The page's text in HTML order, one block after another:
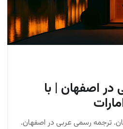
در اصفهان | با
ترجمه رسمی عربی در اصفهان.